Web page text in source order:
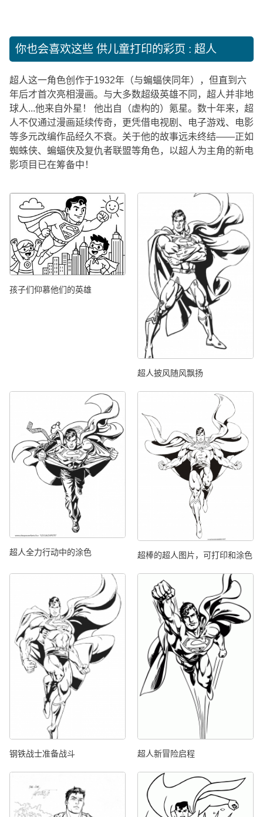
你也会喜欢这些 供儿童打印的彩页 : 超人
超人这一角色创作于1932年（与蝙蝠侠同年），但直到六
年后才首次亮相漫画。与大多数超级英雄不同，超人并非地
球人...他来自外星！ 他出自（虚构的）氪星。数十年来，超
人不仅通过漫画延续传奇，更凭借电视剧、电子游戏、电影
等多元改编作品经久不衰。关于他的故事远未终结——正如
蜘蛛侠、蝙蝠侠及复仇者联盟等角色，以超人为主角的新电
影项目已在筹备中！
孩子们仰慕他们的英雄
超人披风随风飘扬
超人全力行动中的涂色 超棒的超人图片，可打印和涂色
钢铁战士准备战斗 超人新冒险启程